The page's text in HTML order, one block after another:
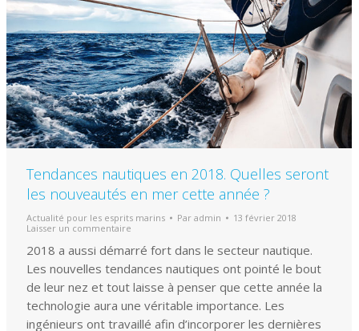
Tendances nautiques en 2018. Quelles seront
les nouveautés en mer cette année ?
Actualité pour les esprits marins Par admin
13 février 2018
Laisser un commentaire
2018 a aussi démarré fort dans le secteur nautique.
Les nouvelles tendances nautiques ont pointé le bout
de leur nez et tout laisse à penser que cette année la
technologie aura une véritable importance. Les
ingénieurs ont travaillé afin d’incorporer les dernières